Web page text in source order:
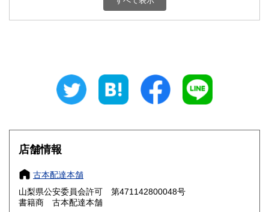
800円 三重県
大阪府
奈良県
鳥取県 800円 島根県
店舗情報
古本配達本舗
山梨県公安委員会許可 第471142800048号
書籍商 古本配達本舗